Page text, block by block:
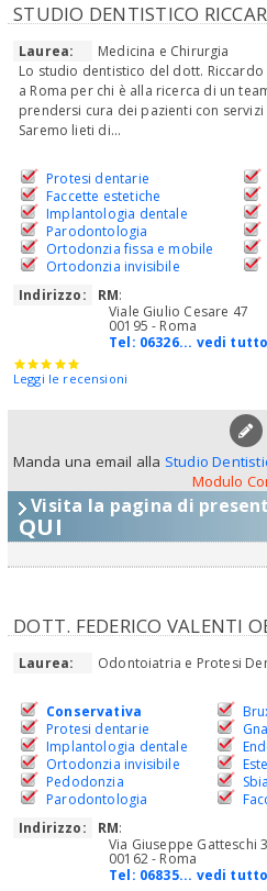
STUDIO DENTISTICO
Laurea:
Medicina e Chirurgia
Lo studio dentistico del dott.
a Roma per chi è alla ricerca di un
prendersi cura dei pazienti con
Saremo lieti di...
Protesi dentarie
Faccette estetiche
Implantologia dentale
Parodontologia
Ortodonzia fissa e mobile
Ortodonzia invisibile
Indirizzo:
RM:
Viale Giulio Cesare 47
00195 - Roma
Tel: 06326... vedi tutto
Leggi le recensioni
Manda una email alla Studio
Modulo
Visita la pagina di
QUI
DOTT. FEDERICO VALENTI
Laurea: Odontoiatria e Protesi
Conservativa
Protesi dentarie
Implantologia dentale
Ortodonzia invisibile
Pedodonzia
Parodontologia
Indirizzo:
RM:
Via Giuseppe Gatteschi
00162 - Roma
Tel: 06835... vedi tutto